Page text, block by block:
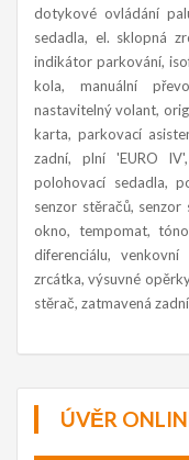
dotykové ovládání
sedadla, el. sklopná
indikátor parkování,
kola, manuální
nastavitelný volant,
karta, parkovací
zadní, plní 'EURO
polohovací sedadla,
senzor stěračů, senzor
okno, tempomat,
diferenciálu,
zrcátka, výsuvné
stěrač, zatmavená
ÚVĚR